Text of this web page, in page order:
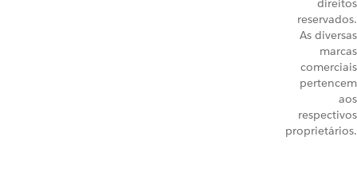
direitos
reservados.
As diversas
marcas
comerciais
pertencem
aos
respectivos
proprietários.